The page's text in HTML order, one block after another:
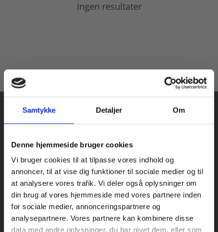
Samtykke Detaljer Om
Denne hjemmeside bruger cookies
Vi bruger cookies til at tilpasse vores indhold og
annoncer, til at vise dig funktioner til sociale medier og til
at analysere vores trafik. Vi deler også oplysninger om
din brug af vores hjemmeside med vores partnere inden
for sociale medier, annonceringspartnere og
analysepartnere. Vores partnere kan kombinere disse
data med andre oplysninger, du har givet dem, eller som
Ingen resultater
Praxis Forlag A/S
CVR 41280921
København
Vognmagergade 7, 5. sal
1120 København K
Køb læremidler og find masterclasses mm.
Fortsæt som:
For privatkunder og
studerende. Du får
For institutioner og
virksomheder. Du